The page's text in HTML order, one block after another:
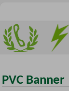
PVC Banner